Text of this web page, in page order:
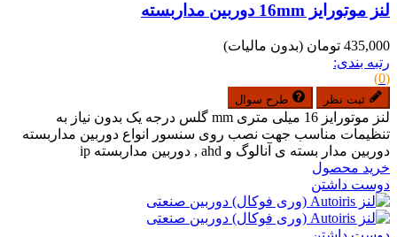
لنز موتورایز 16mm دوربین مداربسته
435,000 تومان
(بدون مالیات)
رتبه بندی:
(0)
ثبت نظر طرح سوال
لنز موتورایز 16 میلی متری mm گلس درجه یک بدون نیاز به
تنظیمات مناسب جهت نصب روی سنسور انواع دوربین مداربسته
دوربین مدار بسته ی آنالوگ و ahd , دوربین مداربسته ip
خرید محصول
دوست داشتن